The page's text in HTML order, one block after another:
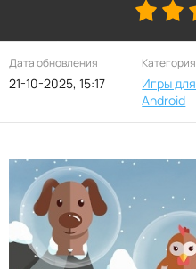
Дата обновления
21-10-2025, 15:17
Категория
Игры
Android